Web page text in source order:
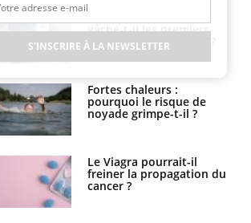
gâche-t-il les premiers
jours de vos vacances ?
Fortes chaleurs :
pourquoi le risque de
noyade grimpe-t-il ?
Le Viagra pourrait-il
freiner la propagation du
cancer ?
S'INSCRIRE À LA NEWSLETTER